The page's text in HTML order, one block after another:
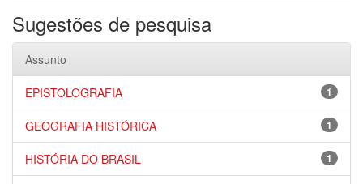
Sugestões de pesquisa
Assunto
1
EPISTOLOGRAFIA
1
GEOGRAFIA HISTÓRICA
1
HISTÓRIA DO BRASIL